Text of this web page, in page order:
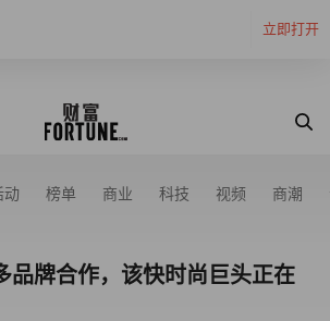
立即打开
动 榜单 商业 科技 视频 商潮
品牌合作，该快时尚巨头正在